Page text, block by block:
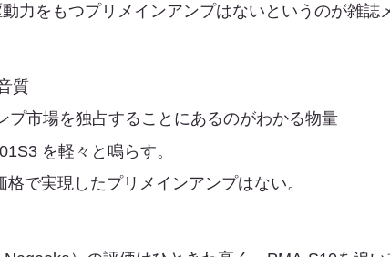
力をもつプリメインアンプはないというのが雑誌
質
プ市場を独占することにあるのがわかる物量
を軽々と鳴らす。
で実現したプリメインアンプはない。